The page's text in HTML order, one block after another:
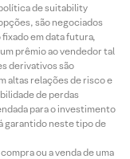
de suitability
são negociados
em data futura,
prêmio ao vendedor tal
derivativos são
altas relações de risco e
de perdas
para o investimento
garantido neste tipo de
ou a venda de uma